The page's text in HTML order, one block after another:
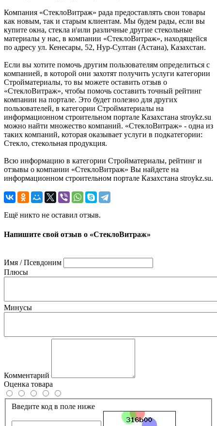
Компания «СтеклоВитраж» рада предоставлять свои товары
как новым, так и старым клиентам. Мы будем рады, если вы
купите окна, стекла и\или различные другие стекольные
материалы у нас, в компании «СтеклоВитраж», находящейся
по адресу ул. Кенесары, 52, Нур-Султан (Астана), Казахстан.
Если вы хотите помочь другим пользователям определиться с
компанией, в которой они захотят получить услуги категории
Стройматериалы, то вы можете оставить отзыв о
«СтеклоВитраж», чтобы помочь составить точный рейтинг
компании на портале. Это будет полезно для других
пользователей, в категории Стройматериалы на
информационном строительном портале Казахстана stroykz.su
можно найти множество компаний. «СтеклоВитраж» - одна из
таких компаний, которая оказывает услуги в подкатегории:
Стекло, стекольная продукция.
Всю информацию в категории Стройматериалы, рейтинг и
отзывы о компании «СтеклоВитраж» Вы найдете на
информационном строительном портале Казахстана stroykz.su.
Ещё никто не оставил отзыв.
Напишите свой отзыв о «СтеклоВитраж»
Имя / Псевдоним
Плюсы
Минусы
Комментарий
Оценка товара
Введите код в поле ниже